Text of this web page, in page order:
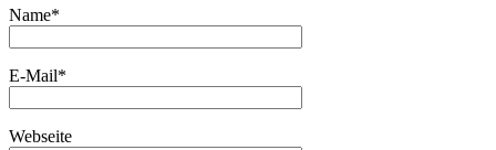
Name*
E-Mail*
Webseite